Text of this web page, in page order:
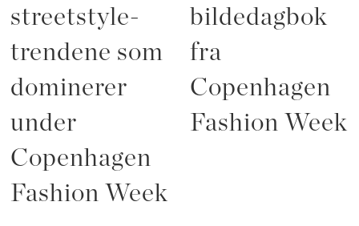
streetstyle-
trendene som
dominerer
under
Copenhagen
Fashion Week
bildedagbok
fra
Copenhagen
Fashion Week